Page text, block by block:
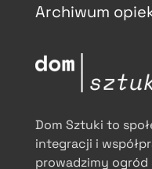
Archiwum
Dom Sztuki to
integracji i
prowadzimy ogród